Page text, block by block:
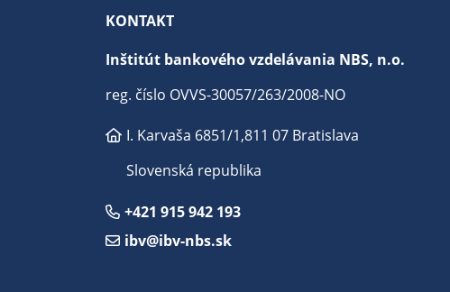
KONTAKT
Inštitút bankového vzdelávania NBS, n.o.
reg. číslo OVVS-30057/263/2008-NO
I. Karvaša 6851/1,811 07 Bratislava
Slovenská republika
+421 915 942 193
ibv@ibv-nbs.sk